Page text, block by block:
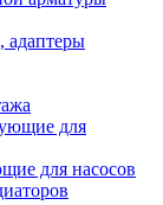
адаптеры
для насосов